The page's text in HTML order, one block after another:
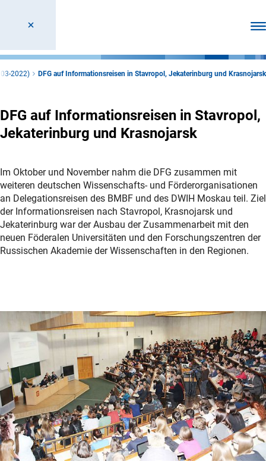
2022) DFG auf Informationsreisen in Stavropol, Jekaterinburg und Krasnojarsk
DFG auf Informationsreisen in Stavropol,
Jekaterinburg und Krasnojarsk
Im Oktober und November nahm die DFG zusammen mit
weiteren deutschen Wissenschafts- und Förderorganisationen
an Delegationsreisen des BMBF und des DWIH Moskau teil. Ziel
der Informationsreisen nach Stavropol, Krasnojarsk und
Jekaterinburg war der Ausbau der Zusammenarbeit mit den
neuen Föderalen Universitäten und den Forschungszentren der
Russischen Akademie der Wissenschaften in den Regionen.